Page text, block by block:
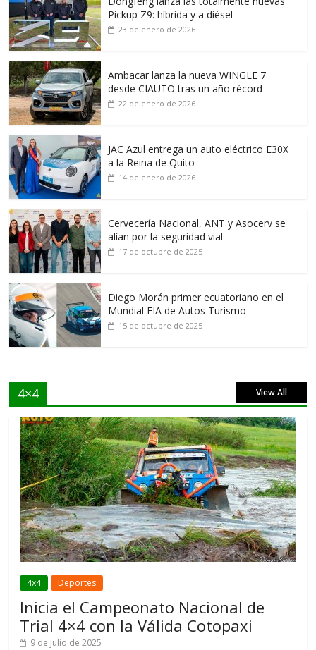
Pickup Z9: híbrida y a diésel
23 de enero de 2026
Ambacar lanza la nueva WINGLE 7
desde CIAUTO tras un año récord
22 de enero de 2026
JAC Azul entrega un auto eléctrico E30X
a la Reina de Quito
14 de enero de 2026
Cervecería Nacional, ANT y Asocerv se
alían por la seguridad vial
17 de octubre de 2025
Diego Morán primer ecuatoriano en el
Mundial FIA de Autos Turismo
15 de octubre de 2025
4×4 View All
4x4 Deportes
Inicia el Campeonato Nacional de
Trial 4×4 con la Válida Cotopaxi
9 de julio de 2025